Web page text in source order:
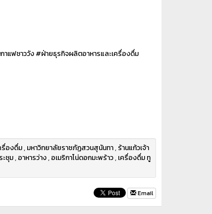
าแฟชาววัง #ฝ่ายธุรกิจผลิตอาหารและเครื่องดื่ม
รื่องดื่ม,มหาวิทยาลัยราชภัฏสวนสุนันทา,ร้านแก้วเจ้า
ะชุม,อาหารว่าง,อเมริกาโน่ดอกมะพร้าว,เครื่องดื่ม ทู
Email